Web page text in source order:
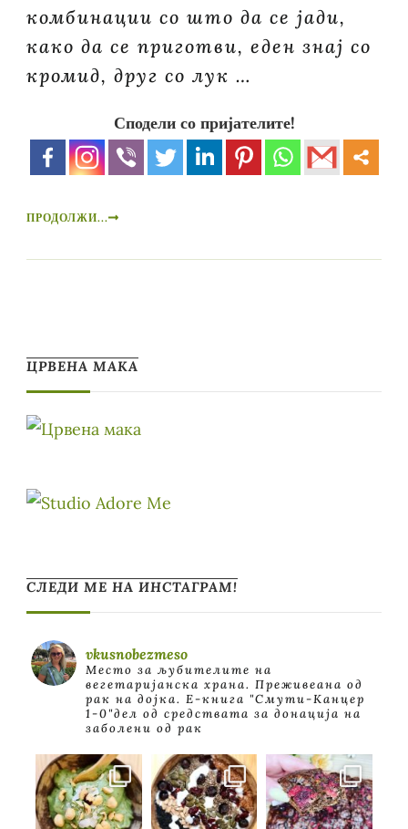
комбинации со што да се јади,
како да се приготви, еден знај со
кромид, друг со лук …
Сподели со пријателите!
ПРОДОЛЖИ...
ЦРВЕНА МАКА
СЛЕДИ МЕ НА ИНСТАГРАМ!
vkusnobezmeso
Место за љубителите на
вегетаријанска храна. Преживеана од
рак на дојка. E-книга "Смути-Канцер
1-0"дел од средствата за донација на
заболени од рак